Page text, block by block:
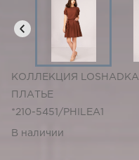
КОЛЛЕКЦИЯ LOSHADKA
ПЛАТЬЕ
*210-5451/PHILEA1
В наличии